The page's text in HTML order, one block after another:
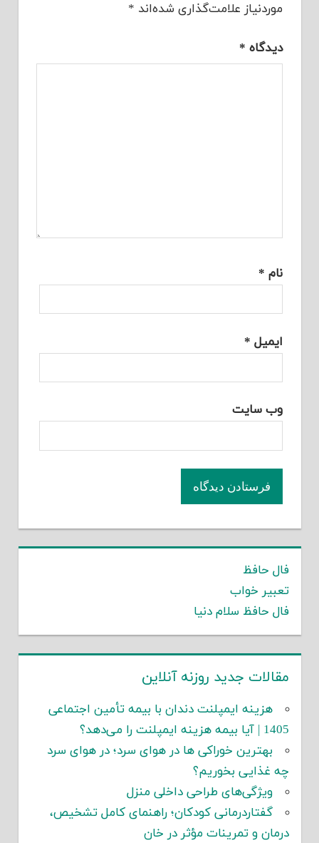
موردنیاز علامت‌گذاری شده‌اند *
دیدگاه *
نام *
ایمیل *
وب‌ سایت
فال حافظ
تعبیر خواب
فال حافظ سلام دنیا
مقالات جدید روزنه آنلاین
هزینه ایمپلنت دندان با بیمه تأمین اجتماعی
1405 | آیا بیمه هزینه ایمپلنت را می‌دهد؟
بهترین خوراکی ها در هوای سرد؛ در هوای سرد
چه غذایی بخوریم؟
ویژگی‌های طراحی داخلی منزل
گفتاردرمانی کودکان؛ راهنمای کامل تشخیص،
درمان و تمرینات مؤثر در خان